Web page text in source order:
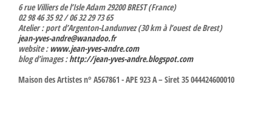
6 rue Villiers de l’Isle Adam 29200 BREST (France)
02 98 46 35 92 / 06 32 29 73 65
Atelier : port d’Argenton-Landunvez (30 km à l’ouest de Brest)
jean-yves-andre@wanadoo.fr
website :www.jean-yves-andre.com
blog d’images :http://jean-yves-andre.blogspot.com
Maison des Artistes n° A567861 - APE 923 A – Siret 35 044424600010